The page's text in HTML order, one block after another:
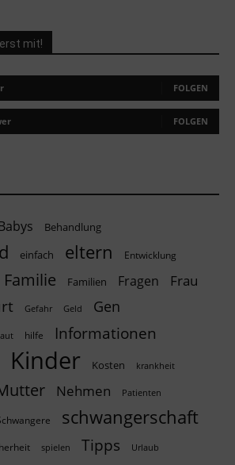
mit!
FOLGEN
FOLGEN
Behandlung
einfach eltern Entwicklung
Familie Familien Fragen Frau
Gefahr Geld
Gen
hilfe Informationen
Kinder Kosten krankheit
Nehmen Patienten
schwangerschaft
spielen Tipps Urlaub